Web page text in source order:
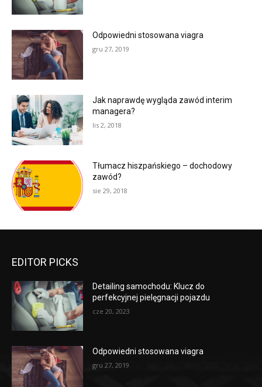
Odpowiedni stosowana viagra
gru 27, 2019
Jak naprawdę wygląda zawód interim
managera?
lis 2, 2018
Tłumacz hiszpańskiego – dochodowy
zawód?
sie 29, 2018
EDITOR PICKS
Detailing samochodu: Klucz do
perfekcyjnej pielęgnacji pojazdu
cze 20, 2023
Odpowiedni stosowana viagra
gru 27, 2019